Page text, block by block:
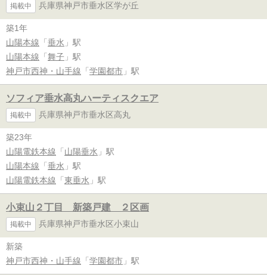
掲載中 兵庫県神戸市垂水区学が丘
築1年
山陽本線 「 垂水 」駅
山陽本線 「 舞子 」駅
神戸市西神・山手線 「 学園都市 」駅
ソフィア垂水高丸ハーティスクエア
掲載中 兵庫県神戸市垂水区高丸
築23年
山陽電鉄本線 「 山陽垂水 」駅
山陽本線 「 垂水 」駅
山陽電鉄本線 「 東垂水 」駅
小束山２丁目 新築戸建 ２区画
掲載中 兵庫県神戸市垂水区小束山
新築
神戸市西神・山手線 「 学園都市 」駅